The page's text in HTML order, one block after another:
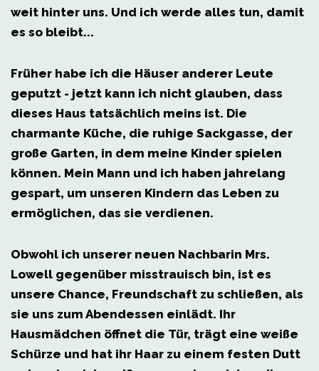
weit hinter uns. Und ich werde alles tun, damit
es so bleibt...
Früher habe ich die Häuser anderer Leute
geputzt - jetzt kann ich nicht glauben, dass
dieses Haus tatsächlich meins ist. Die
charmante Küche, die ruhige Sackgasse, der
große Garten, in dem meine Kinder spielen
können. Mein Mann und ich haben jahrelang
gespart, um unseren Kindern das Leben zu
ermöglichen, das sie verdienen.
Obwohl ich unserer neuen Nachbarin Mrs.
Lowell gegenüber misstrauisch bin, ist es
unsere Chance, Freundschaft zu schließen, als
sie uns zum Abendessen einlädt. Ihr
Hausmädchen öffnet die Tür, trägt eine weiße
Schürze und hat ihr Haar zu einem festen Dutt